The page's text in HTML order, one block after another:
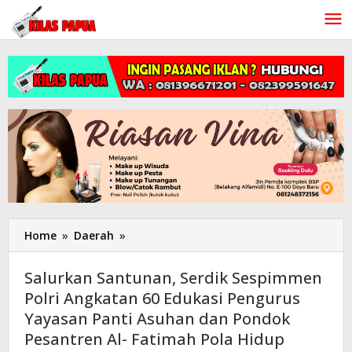
Lewati
konten
Home » Daerah »
Santunan,
Sespimmen
Polri
Angkatan
60
Salurkan Santunan, Serdik Sespimmen
Polri Angkatan 60 Edukasi Pengurus
Yayasan Panti Asuhan dan Pondok
Pesantren Al- Fatimah Pola Hidup